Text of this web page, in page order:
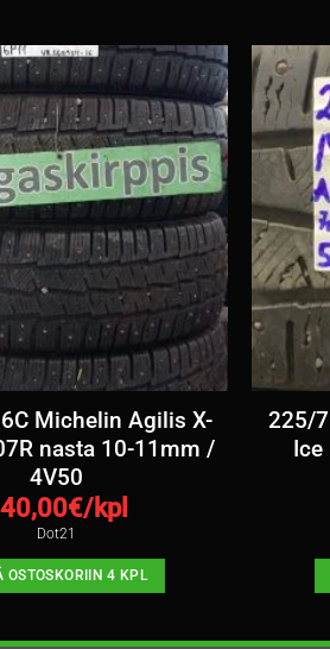
Michelin Agilis X-
nasta 10-11mm /
4V50
€/kpl
Dot21
OSTOSKORIIN 4 KPL
225/